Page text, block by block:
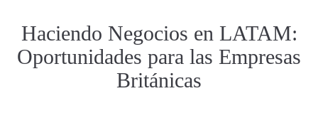
Haciendo Negocios en LATAM:
Oportunidades para las Empresas
Británicas